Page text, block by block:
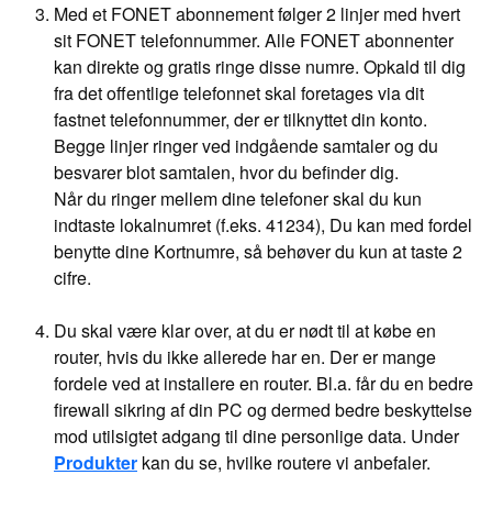
Med et FONET abonnement følger 2 linjer med hvert
sit FONET telefonnummer. Alle FONET abonnenter
kan direkte og gratis ringe disse numre. Opkald til dig
fra det offentlige telefonnet skal foretages via dit
fastnet telefonnummer, der er tilknyttet din konto.
Begge linjer ringer ved indgående samtaler og du
besvarer blot samtalen, hvor du befinder dig.
Når du ringer mellem dine telefoner skal du kun
indtaste lokalnumret (f.eks. 41234), Du kan med fordel
benytte dine Kortnumre, så behøver du kun at taste 2
cifre.
Du skal være klar over, at du er nødt til at købe en
router, hvis du ikke allerede har en. Der er mange
fordele ved at installere en router. Bl.a. får du en bedre
firewall sikring af din PC og dermed bedre beskyttelse
mod utilsigtet adgang til dine personlige data. Under
Produkter kan du se, hvilke routere vi anbefaler.